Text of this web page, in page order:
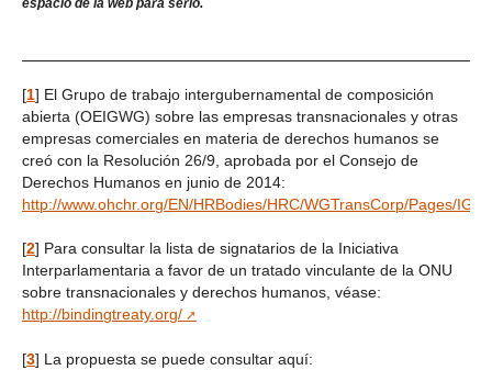
espacio de la web para serlo.
[1] El Grupo de trabajo intergubernamental de composición
abierta (OEIGWG) sobre las empresas transnacionales y otras
empresas comerciales en materia de derechos humanos se
creó con la Resolución 26/9, aprobada por el Consejo de
Derechos Humanos en junio de 2014:
http://www.ohchr.org/EN/HRBodies/HRC/WGTransCorp/Pages/
[2] Para consultar la lista de signatarios de la Iniciativa
Interparlamentaria a favor de un tratado vinculante de la ONU
sobre transnacionales y derechos humanos, véase:
http://bindingtreaty.org/
[3] La propuesta se puede consultar aquí: